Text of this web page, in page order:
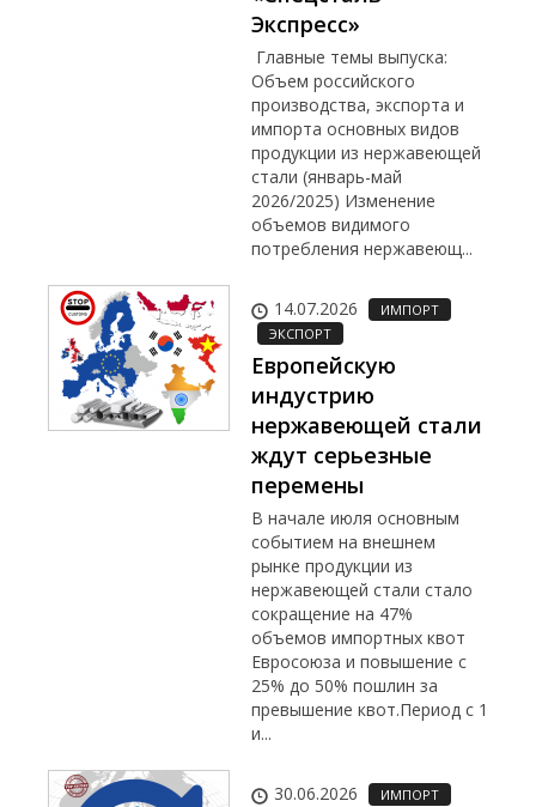
Экспресс»
Главные темы выпуска:
Объем российского
производства, экспорта и
импорта основных видов
продукции из нержавеющей
стали (январь-май
2026/2025) Изменение
объемов видимого
потребления нержавеющ...
14.07.2026
ИМПОРТ
ЭКСПОРТ
Европейскую
индустрию
нержавеющей стали
ждут серьезные
перемены
В начале июля основным
событием на внешнем
рынке продукции из
нержавеющей стали стало
сокращение на 47%
объемов импортных квот
Евросоюза и повышение с
25% до 50% пошлин за
превышение квот.Период с 1
и...
30.06.2026
ИМПОРТ